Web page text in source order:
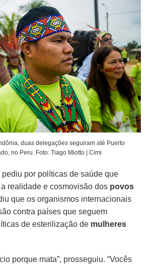
duas delegações seguiram até Puerto
no Peru. Foto: Tiago Miotto | Cimi
pediu por políticas de saúde que
a realidade e cosmovisão dos povos
que os organismos internacionais
contra países que seguem
de esterilização de mulheres
porque mata”, prosseguiu. “Vocês